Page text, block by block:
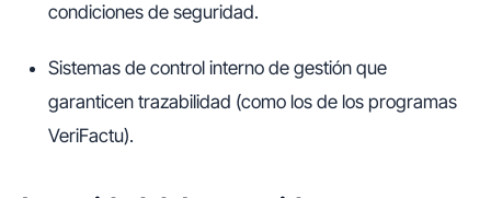
condiciones de seguridad.
Sistemas de control interno de gestión que
garanticen trazabilidad (como los de los programas
VeriFactu).